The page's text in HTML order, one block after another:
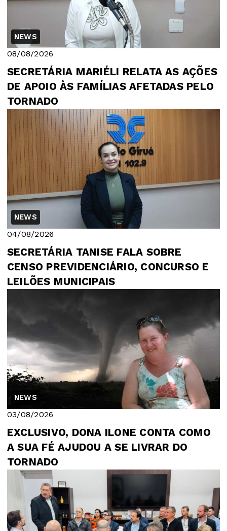
NEWS
08/08/2026
SECRETÁRIA MARIÉLI RELATA AS AÇÕES
DE APOIO ÀS FAMÍLIAS AFETADAS PELO
TORNADO
NEWS
04/08/2026
SECRETÁRIA TANISE FALA SOBRE
CENSO PREVIDENCIÁRIO, CONCURSO E
LEILÕES MUNICIPAIS
NEWS
03/08/2026
EXCLUSIVO, DONA ILONE CONTA COMO
A SUA FÉ AJUDOU A SE LIVRAR DO
TORNADO